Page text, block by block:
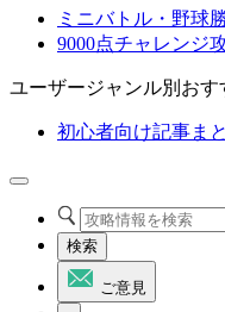
ミニバトル・野球
9000点チャレンジ
ユーザージャンル別おす
初心者向け記事ま
検索
ご意見